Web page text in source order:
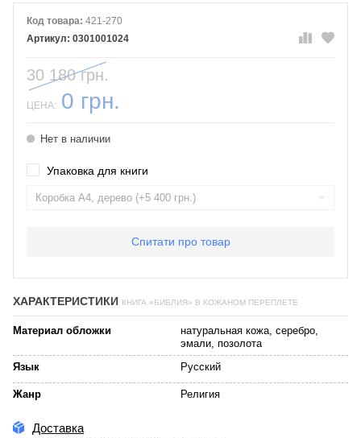
Код товара: 421-270
0301001024
30 180 грн.
ЦЕНА: 0 грн.
Нет в наличии
Упаковка для книги
Спитати про товар
ХАРАКТЕРИСТИКИ КНИГА «БИБЛИЯ» В КОЖАНОМ ПЕРЕПЛЕТЕ
Материал обложки
натуральная кожа, серебро,
эмали, позолота
Язык
Русский
Жанр Религия
Доставка